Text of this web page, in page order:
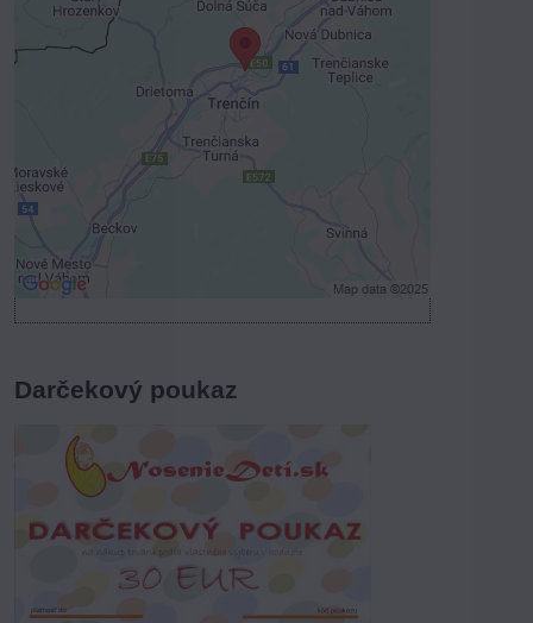
Voľbami súkromia
Prajete si načítať externý obsah?
Povoliť tentokrát
Povoliť a zapamätať - súhlas s druhom
cookie: Funkčné
Darčekový poukaz